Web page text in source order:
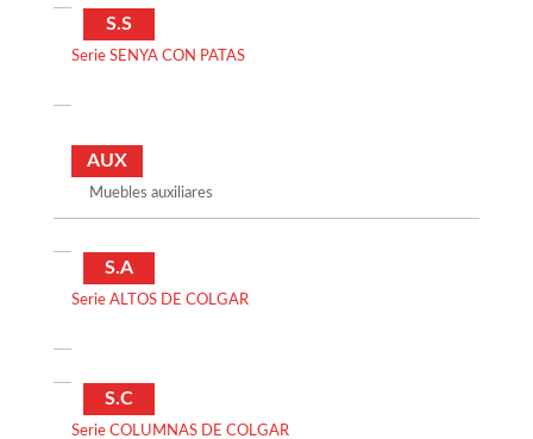
S.S
Serie SENYA CON PATAS
AUX
Muebles auxiliares
S.A
Serie ALTOS DE COLGAR
S.C
Serie COLUMNAS DE COLGAR